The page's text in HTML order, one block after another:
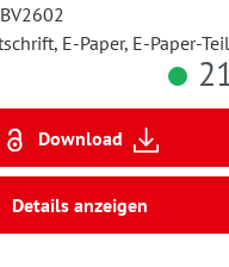
E-Paper, E-Paper-
Download
Details anzeigen